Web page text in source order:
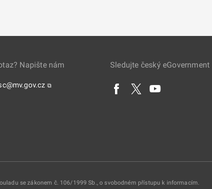
Napište nám
⧉
Sledujte český eGovernment
se zákonem č. 106/1999 Sb., o svobodném přístupu k informacím.